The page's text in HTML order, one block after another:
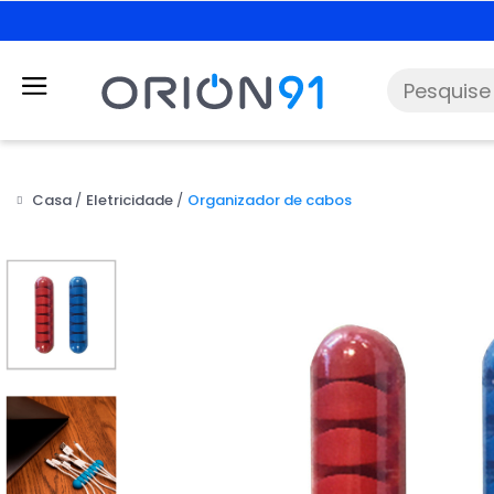
Casa Eletricidade Organizador de cabos